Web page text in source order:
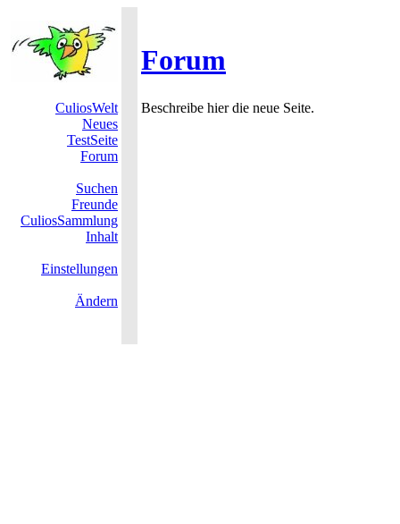
Forum
CuliosWelt
Neues
TestSeite
Forum
Suchen
Freunde
CuliosSammlung
Inhalt
Einstellungen
Ändern
Beschreibe hier die neue Seite.